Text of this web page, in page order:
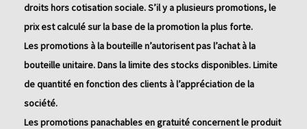
droits hors cotisation sociale. S’il y a plusieurs promotions, le
prix est calculé sur la base de la promotion la plus forte.
Les promotions à la bouteille n’autorisent pas l’achat à la
bouteille unitaire. Dans la limite des stocks disponibles. Limite
de quantité en fonction des clients à l’appréciation de la
société.
Les promotions panachables en gratuité concernent le produit